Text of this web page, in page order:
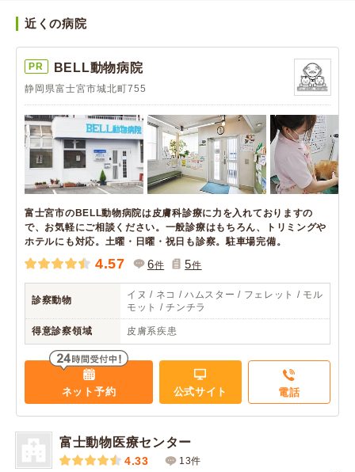
近くの病院
PR BELL動物病院
静岡県富士宮市城北町755
富士宮市のBELL動物病院は皮膚科診療に力を入れておりますの
で、お気軽にご相談ください。一般診療はもちろん、トリミングや
ホテルにも対応。土曜・日曜・祝日も診察。駐車場完備。
4.57 6件 5件
診察動物
イヌ / ネコ / ハムスター / フェレット / モル
モット / チンチラ
得意診察領域 皮膚系疾患
ネット予約 公式サイト 電話
富士動物医療センター
4.33
13件